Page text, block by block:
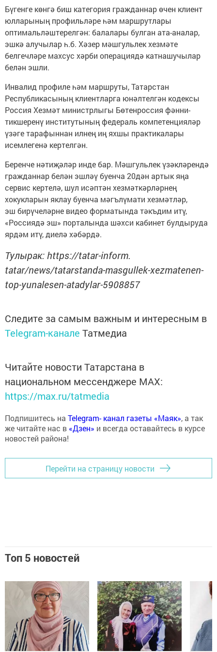
Бүгенге көнгә биш категория гражданнар өчен клиент
юлларының профильләре һәм маршрутлары
оптимальләштерелгән: балалары булган ата-аналар,
эшкә алучылар һ.б. Хәзер мәшгульлек хезмәте
белгечләре махсус хәрби операциядә катнашучылар
белән эшли.
Инвалид профиле һәм маршруты, Татарстан
Республикасының клиентларга юнәлтелгән кодексы
Россия Хезмәт министрлыгы Бөтенроссия фәнни-
тикшеренү институтының федераль компетенцияләр
үзәге тарафыннан илнең иң яхшы практикалары
исемлегенә кертелгән.
Беренче нәтиҗәләр инде бар. Мәшгульлек үзәкләрендә
гражданнар белән эшләү буенча 20дән артык яңа
сервис кертелә, шул исәптән хезмәткәрләрнең
хокукларын яклау буенча мәгълүмати хезмәтләр,
эш бирүчеләрне видео форматында тәкъдим итү,
«Россиядә эш» порталында шәхси кабинет булдыруда
ярдәм итү, диелә хәбәрдә.
Тулырак: https://tatar-inform.
tatar/news/tatarstanda-masgullek-xezmatenen-
top-yunalesen-atadylar-5908857
Следите за самым важным и интересным в
Telegram-канале Татмедиа
Читайте новости Татарстана в
национальном мессенджере MАХ:
https://max.ru/tatmedia
Подпишитесь на Telegram- канал газеты «Маяк», а так
же читайте нас в «Дзен» и всегда оставайтесь в курсе
новостей района!
Перейти на страницу новости
Топ 5 новостей